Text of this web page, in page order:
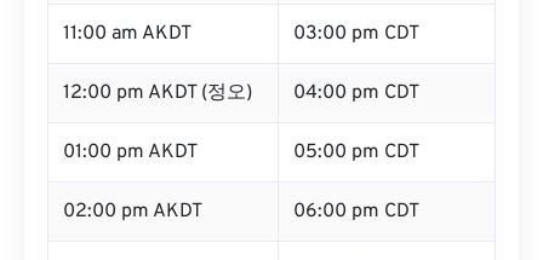
11:00 am AKDT 03:00 pm CDT
12:00 pm AKDT (정오) 04:00 pm CDT
01:00 pm AKDT 05:00 pm CDT
02:00 pm AKDT 06:00 pm CDT